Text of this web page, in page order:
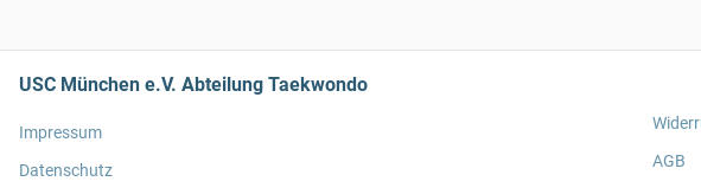
USC München e.V. Abteilung Taekwondo
Impressum
Datenschutz
AGB